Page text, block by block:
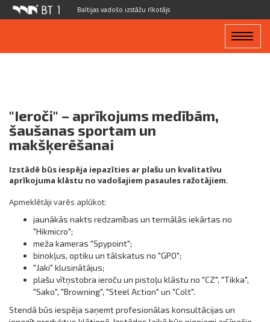
Baltijas vadošo izstāžu rīkotājs
Toggle
"Ieroči" – aprīkojums medībām,
šaušanas sportam un
makšķerēšanai
Izstādē būs iespēja iepazīties ar plašu un kvalitatīvu
aprīkojuma klāstu no vadošajiem pasaules ražotājiem.
Apmeklētāji varēs aplūkot:
jaunākās nakts redzamības un termālās iekārtas no
"Hikmicro";
meža kameras "Spypoint";
binokļus, optiku un tālskatus no "GPO";
"Jaki" klusinātājus;
plašu vītņstobra ieroču un pistoļu klāstu no "CZ", "Tikka",
"Sako", "Browning", "Steel Action" un "Colt".
Stendā būs iespēja saņemt profesionālas konsultācijas un